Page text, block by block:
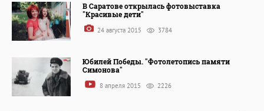
В Саратове открылась фотовыставка
"Красивые дети"
24 августа 2015 3784
Юбилей Победы. "Фотолетопись памяти
Симонова"
8 апреля 2015 2226